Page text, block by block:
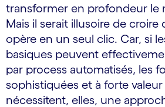
transformer en profondeur le
Mais il serait illusoire de croire
opère en un seul clic. Car, si
basiques peuvent
par process automatisés, les
sophistiquées et à forte
nécessitent, elles, une